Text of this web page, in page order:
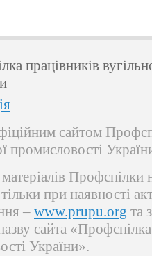
працівників
сайтом
промисловості
Профспілки
при наявності
– www.prupu.org та
сайта «Профспілка
України».